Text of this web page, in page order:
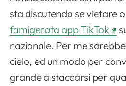
sta discutendo se vietare
famigerata app TikTok
nazionale. Per me
cielo, ed un modo per
grande a staccarsi per